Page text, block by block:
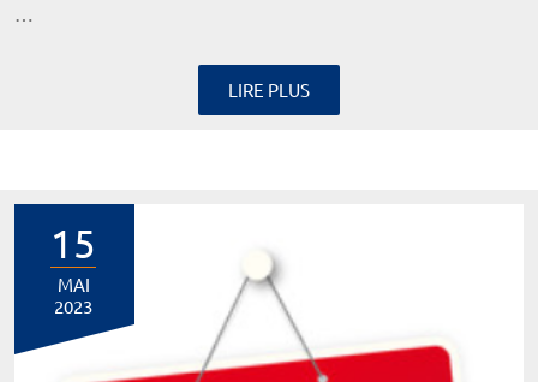
LIRE PLUS
15
MAI
2023